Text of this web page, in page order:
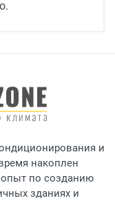
и
накоплен
по созданию
зданиях и